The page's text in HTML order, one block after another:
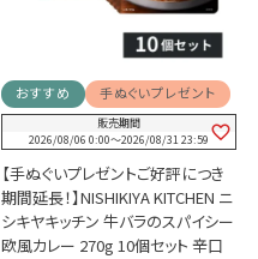
おすすめ 手ぬぐいプレゼント
販売期間
2026/08/06 0:00〜2026/08/31 23:59
【手ぬぐいプレゼントご好評につき
期間延長！】NISHIKIYA KITCHEN ニ
シキヤキッチン 牛バラのスパイシー
欧風カレー 270g 10個セット 辛口